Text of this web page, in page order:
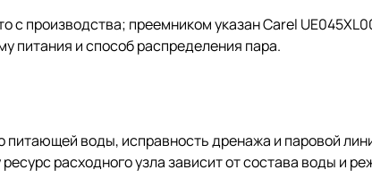
с производства; преемником указан Carel
питания и способ распределения пара.
воды, исправность дренажа и паровой
расходного узла зависит от состава воды и